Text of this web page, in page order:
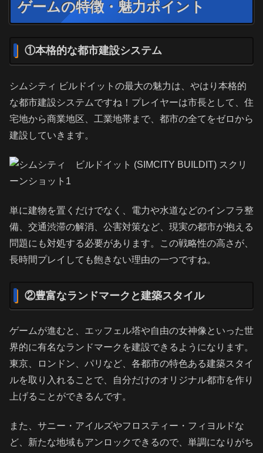
ゲームの特徴・魅力ポイント
①本格的な都市建設システム
シムシティ ビルドイットの最大の魅力は、やはり本格的
な都市建設システムですね！プレイヤーは市長として、住
宅地から商業地区、工業地帯まで、都市の全てをゼロから
建設していきます。
単に建物を置くだけでなく、電力や水道などのインフラ整
備、交通渋滞の解消、公害対策など、現実の都市が抱える
問題にも対処する必要があります。この戦略性の高さが、
長時間プレイしても飽きない理由の一つですね。
②豊富なランドマークと建築スタイル
ゲームが進むと、エッフェル塔や自由の女神像といった世
界的に有名なランドマークを建設できるようになります。
東京、ロンドン、パリなど、各都市の特色ある建築スタイ
ルを取り入れることで、自分だけのオリジナル都市を作り
上げることができるんです。
また、サニー・アイルズやフロスティー・フィヨルドな
ど、新たな地域もアンロックできるので、単調になりがち